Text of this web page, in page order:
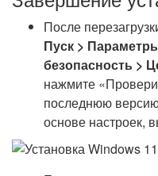
После
Пуск >
безопасность >
нажмите
последнюю
основе настроек,